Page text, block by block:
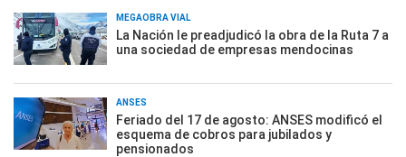
MEGAOBRA VIAL
La Nación le preadjudicó la obra de la Ruta 7 a
una sociedad de empresas mendocinas
ANSES
Feriado del 17 de agosto: ANSES modificó el
esquema de cobros para jubilados y
pensionados